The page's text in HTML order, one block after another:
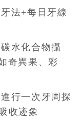
法+每日牙線
水化合物攝
奇異果、彩
行一次牙周探
收迹象